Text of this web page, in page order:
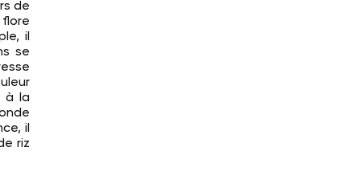
de
il
se
à la
il
riz